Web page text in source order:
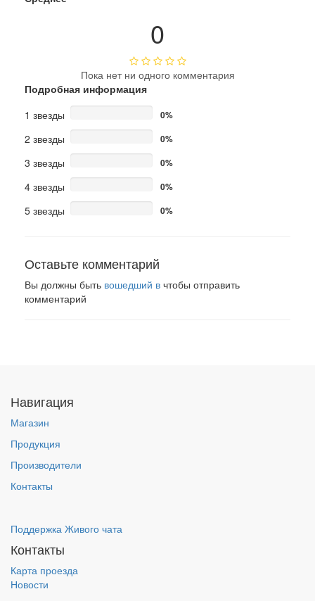
0
Пока нет ни одного комментария
Подробная информация
1 звезды
0%
2 звезды 0%
3 звезды 0%
4 звезды 0%
5 звезды 0%
Оставьте комментарий
Вы должны быть вошедший в чтобы отправить
комментарий
Навигация
Магазин
Продукция
Производители
Контакты
Поддержка Живого чата
Контакты
Карта проезда
Новости